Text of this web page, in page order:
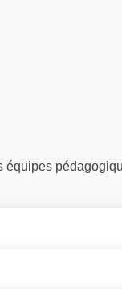
équipes